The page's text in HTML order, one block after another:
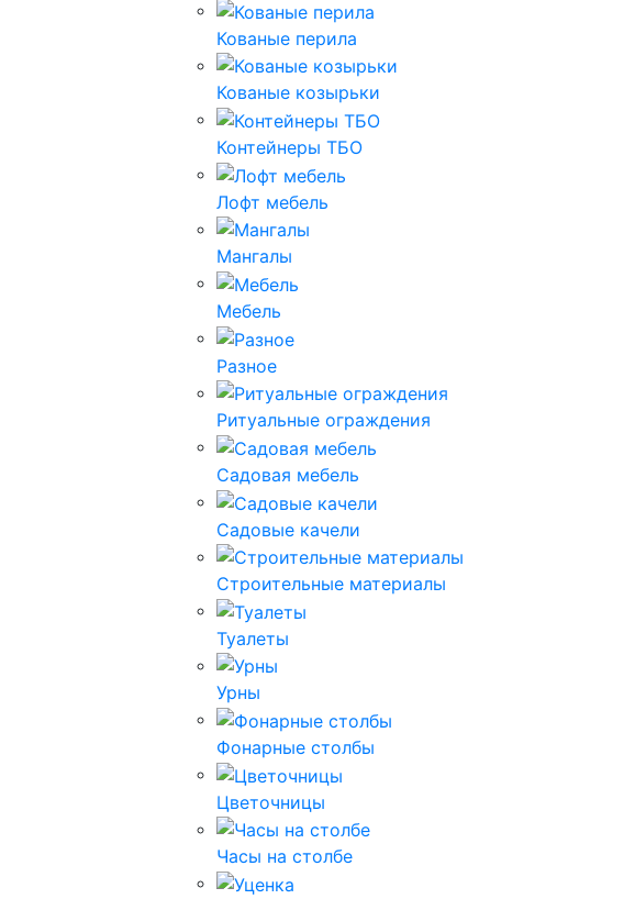
Кованые перила
Кованые козырьки
Контейнеры ТБО
Лофт мебель
Мангалы
Мебель
Разное
Ритуальные ограждения
Садовая мебель
Садовые качели
Строительные материалы
Туалеты
Урны
Фонарные столбы
Цветочницы
Часы на столбе